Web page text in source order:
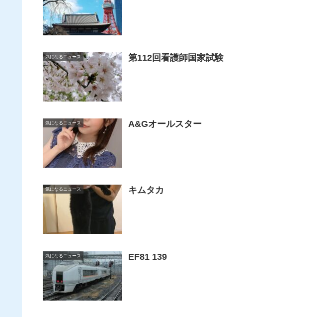
気になるニュース 第112回看護師国家試験
気になるニュース A&Gオールスター
気になるニュース キムタカ
気になるニュース EF81 139